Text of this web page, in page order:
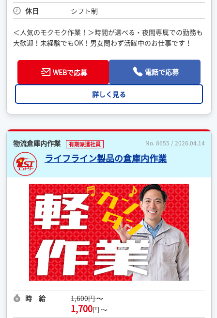
休日
シフト制
＜人気のモクモク作業！＞時間が選べる・夜間専属での勤務も
大歓迎！未経験でもOK！男女問わず活躍中のお仕事です！
WEBで応募 電話で応募
詳しく見る
物流倉庫内作業 有期派遣社員 No. 8655 / 2026.04.14
ライフライン製品の倉庫内作業
時 給 1,600円 ～
1,700円 ～